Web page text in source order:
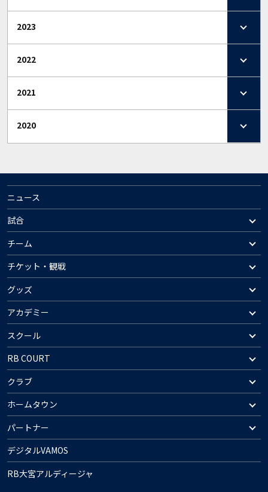
2023
2022
2021
2020
ニュース
試合
チーム
チケット・観戦
グッズ
アカデミー
スクール
RB COURT
クラブ
ホームタウン
パートナー
デジタルVAMOS
RB大宮アルディージャ